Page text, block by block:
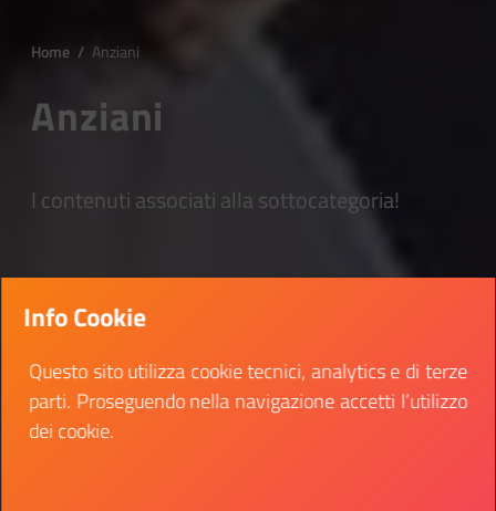
Home / Anziani
Anziani
I contenuti associati alla sottocategoria!
Info Cookie
Questo sito utilizza cookie tecnici, analytics e di terze
parti. Proseguendo nella navigazione accetti l’utilizzo
dei cookie.